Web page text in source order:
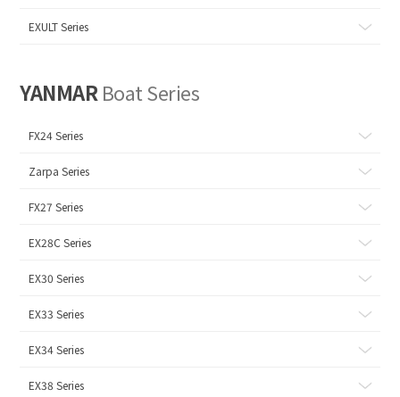
EXULT Series
YANMAR Boat Series
FX24 Series
Zarpa Series
FX27 Series
EX28C Series
EX30 Series
EX33 Series
EX34 Series
EX38 Series